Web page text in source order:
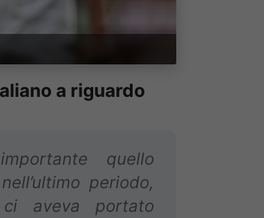
a riguardo
quello
periodo,
aveva portato